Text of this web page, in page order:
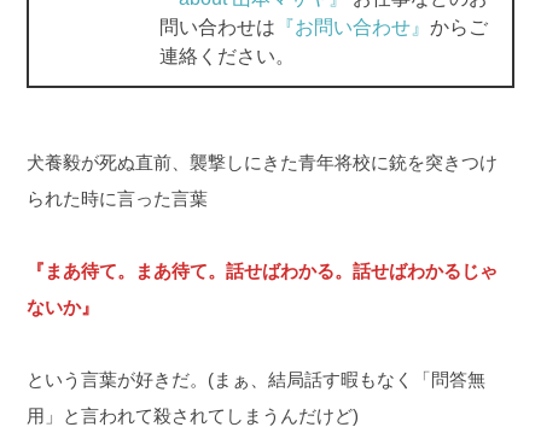
問い合わせは 『お問い合わせ』からご
連絡ください。
犬養毅が死ぬ直前、襲撃しにきた青年将校に銃を突きつけ
られた時に言った言葉
『まあ待て。まあ待て。話せばわかる。話せばわかるじゃ
ないか』
という言葉が好きだ。(まぁ、結局話す暇もなく「問答無
用」と言われて殺されてしまうんだけど)